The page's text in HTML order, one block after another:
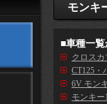
モンキ
■車種一覧
クロスカ
CT125・
6V モン
モンキー